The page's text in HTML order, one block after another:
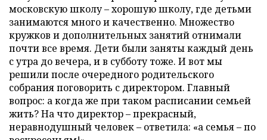
московскую школу – хорошую школу, где детьми
занимаются много и качественно. Множество
кружков и дополнительных занятий отнимали
почти все время. Дети были заняты каждый день
с утра до вечера, и в субботу тоже. И вот мы
решили после очередного родительского
собрания поговорить с директором. Главный
вопрос: а когда же при таком расписании семьей
жить? На что директор – прекрасный,
неравнодушный человек – ответила: «а семья – по